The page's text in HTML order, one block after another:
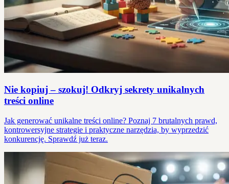
Nie kopiuj – szokuj! Odkryj sekrety unikalnych
treści online
Jak generować unikalne treści online? Poznaj 7 brutalnych prawd,
kontrowersyjne strategie i praktyczne narzędzia, by wyprzedzić
konkurencję. Sprawdź już teraz.